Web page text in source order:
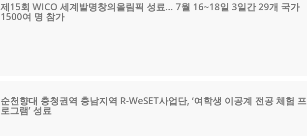
제15회 WICO 세계발명창의올림픽 성료… 7월 16~18일 3일간 29개 국가
1500여 명 참가
순천향대 충청권역 충남지역 R-WeSET사업단, ‘여학생 이공계 전공 체험 프
로그램’ 성료